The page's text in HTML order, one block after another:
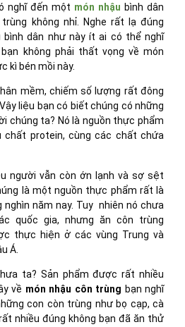
nghĩ đến một món nhậu bình dân
không nhỉ. Nghe rất lạ đúng
bình dân như này ít ai có thể nghĩ
không phải thất vọng về món
kì bén mồi này.
mềm, chiếm số lượng rất đông
liệu bạn có biết chúng có những
chúng ta? Nó là nguồn thực phẩm
protein, cùng các chất chứa
người vẫn còn ớn lạnh và sợ sệt
là một nguồn thực phẩm rất là
năm nay. Tuy nhiên nó chưa
quốc gia, nhưng ăn côn trùng
thực hiện ở các vùng Trung và
Á.
ta? Sản phẩm được rất nhiều
về món nhậu côn trùng bạn nghĩ
con còn trùng như bọ cạp, cà
nhiều đúng không bạn đã ăn thử